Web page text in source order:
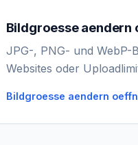
Bildgroesse aendern
JPG-, PNG- und WebP-
Websites oder
Bildgroesse aendern